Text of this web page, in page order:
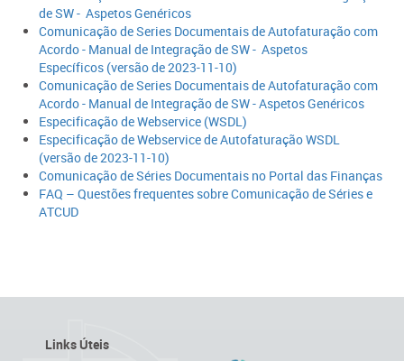
de SW - Aspetos Genéricos
Comunicação de Series Documentais de Autofaturação com
Acordo - Manual de Integração de SW - Aspetos
Específicos (versão de 2023-11-10)​​
Comunicação de Series Documentais de Autofaturação com
Acordo - Manual de Integração de SW - Aspetos Genéricos
Especificação de Webservice (WSDL)​
Especificação de Webse​rvice de Autofaturação WSDL
(versão de 2023-11-10)​
Comunicação de Sér​ies Documentais no Portal das Finanças​
FAQ – Questões frequentes sobre Comunicação de Séries e
ATCUD​​
Links Úteis